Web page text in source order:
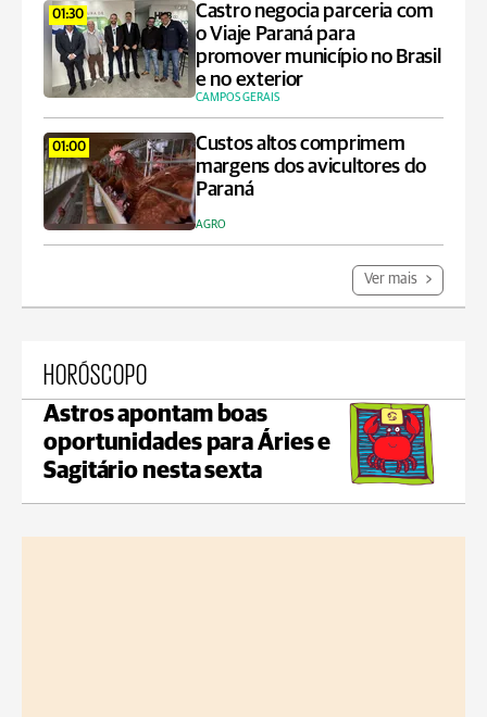
01:30
Castro negocia parceria com
o Viaje Paraná para
promover município no Brasil
e no exterior
CAMPOS GERAIS
01:00
Custos altos comprimem
margens dos avicultores do
Paraná
AGRO
Ver mais
HORÓSCOPO
Astros apontam boas
oportunidades para Áries e
Sagitário nesta sexta